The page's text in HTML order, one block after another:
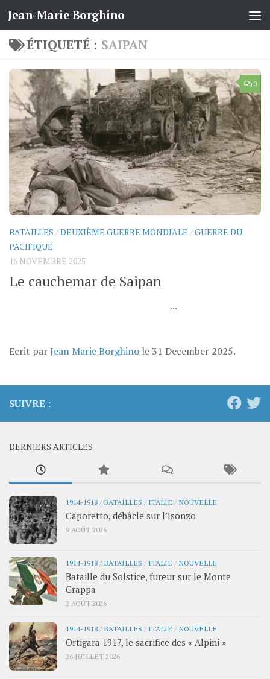
Skip to content
Jean-Marie Borghino
ÉTIQUETÉ : SAIPAN
0
BATAILLES /DEUXIÈME GUERRE MONDIALE /GUERRE DU
PACIFIQUE
16 NOVEMBRE 2025
Le cauchemar de Saipan
...
Ecrit parJean Marie Borghino le31 December 2025.
SUIVRE :
DERNIERS ARTICLES
1914-1918 / BATAILLES / ITALIE / NOUVELLE
Caporetto, débâcle sur l’Isonzo
9 AOÛT 2026
1914-1918 / BATAILLES / ITALIE / NOUVELLE
Bataille du Solstice, fureur sur le Monte
Grappa
2 AOÛT 2026
1914-1918 / BATAILLES / ITALIE / NOUVELLE
Ortigara 1917, le sacrifice des « Alpini »
26 JUILLET 2026